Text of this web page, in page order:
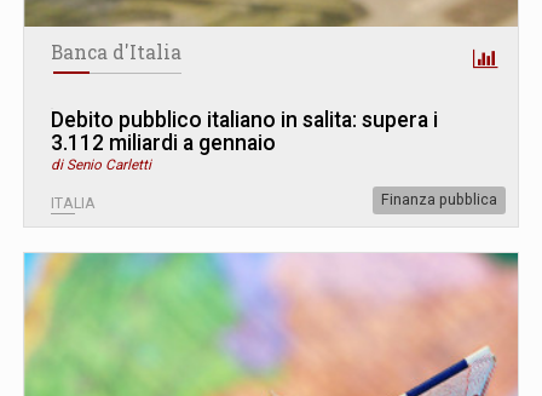
Banca d'Italia
Debito pubblico italiano in salita: supera i
3.112 miliardi a gennaio
di Senio Carletti
ITALIA Finanza pubblica